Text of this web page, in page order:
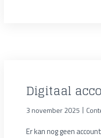
Digitaal
3 november 2025 |
Er kan nog geen